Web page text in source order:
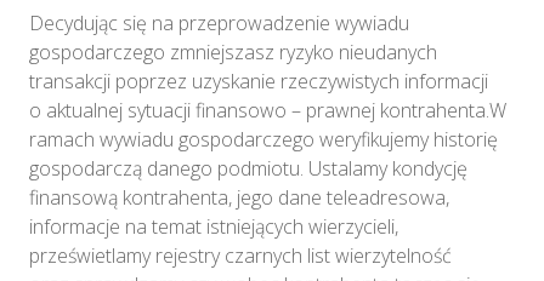
Decydując się na przeprowadzenie wywiadu
gospodarczego zmniejszasz ryzyko nieudanych
transakcji poprzez uzyskanie rzeczywistych informacji
o aktualnej sytuacji finansowo – prawnej kontrahenta.W
ramach wywiadu gospodarczego weryfikujemy historię
gospodarczą danego podmiotu. Ustalamy kondycję
finansową kontrahenta, jego dane teleadresowa,
informacje na temat istniejących wierzycieli,
prześwietlamy rejestry czarnych list wierzytelność